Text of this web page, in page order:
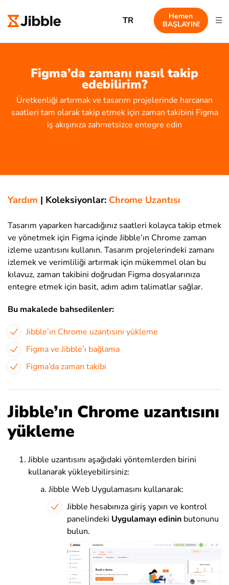
TR
Hemen
BAŞLAYIN!
Figma’da zamanı nasıl takip
edebilirim?
Üretkenliği artırmak ve tasarım projelerinde harcanan
saatleri tam olarak takip etmek için zaman takibini Figma
iş akışınıza zahmetsizce entegre edin
Yardım | Koleksiyonlar: Chrome Uzantısı
Tasarım yaparken harcadığınız saatleri kolayca takip etmek
ve yönetmek için Figma içinde Jibble’ın Chrome zaman
izleme uzantısını kullanın. Tasarım projelerindeki zamanı
izlemek ve verimliliği artırmak için mükemmel olan bu
kılavuz, zaman takibini doğrudan Figma dosyalarınıza
entegre etmek için basit, adım adım talimatlar sağlar.
Bu makalede bahsedilenler:
Jibble’ın Chrome uzantısını yükleme
Figma ve Jibble’ı bağlama
Figma’da zaman takibi
Jibble’ın Chrome uzantısını
yükleme
Jibble uzantısını aşağıdaki yöntemlerden birini
kullanarak yükleyebilirsiniz:
Jibble Web Uygulamasını kullanarak:
Jibble hesabınıza giriş yapın ve kontrol
panelindeki Uygulamayı edinin butonunu
bulun.